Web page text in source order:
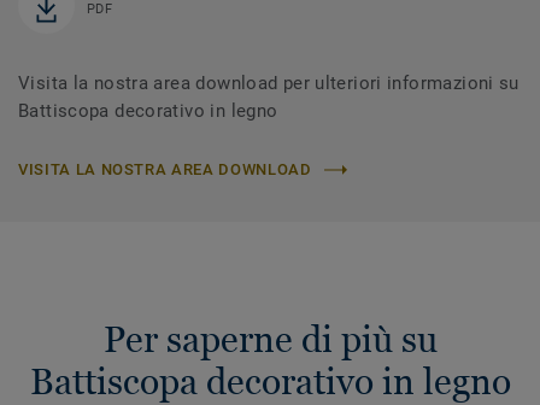
PDF
Visita la nostra area download per ulteriori informazioni su
Battiscopa decorativo in legno
VISITA LA NOSTRA AREA DOWNLOAD
Per saperne di più su
Battiscopa decorativo in legno